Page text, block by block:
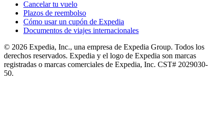
Cancelar tu vuelo
Plazos de reembolso
Cómo usar un cupón de Expedia
Documentos de viajes internacionales
© 2026 Expedia, Inc., una empresa de Expedia Group. Todos los
derechos reservados. Expedia y el logo de Expedia son marcas
registradas o marcas comerciales de Expedia, Inc. CST# 2029030-
50.